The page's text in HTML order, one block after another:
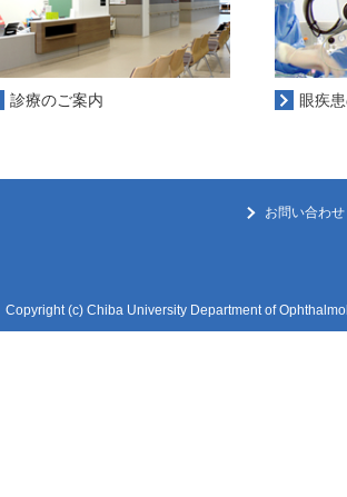
診療のご案内 眼疾
お問い合わせ
Copyright (c) Chiba University Department of